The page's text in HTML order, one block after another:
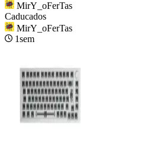
MirY_oFerTas
Caducados
MirY_oFerTas
1sem